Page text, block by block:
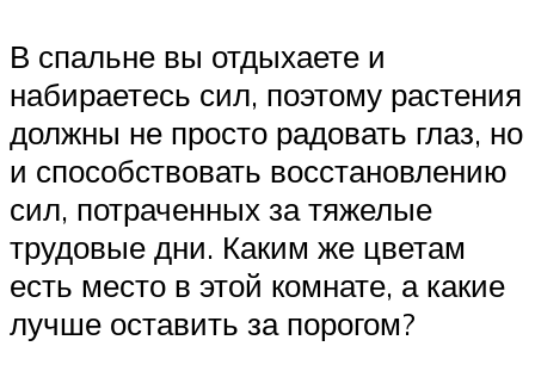
В спальне вы отдыхаете и
набираетесь сил, поэтому растения
должны не просто радовать глаз, но
и способствовать восстановлению
сил, потраченных за тяжелые
трудовые дни. Каким же цветам
есть место в этой комнате, а какие
лучше оставить за порогом?